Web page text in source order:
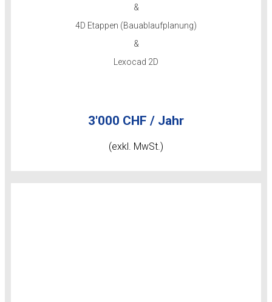
&
4D Etappen (Bauablaufplanung)
&
Lexocad 2D
3'000 CHF / Jahr
(exkl. MwSt.)